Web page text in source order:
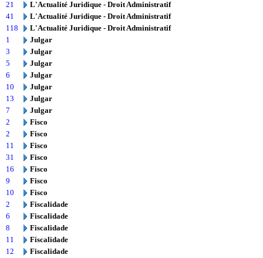
21
L'Actualité Juridique - Droit Administratif
41
L'Actualité Juridique - Droit Administratif
118
L'Actualité Juridique - Droit Administratif
1
Julgar
3
Julgar
5
Julgar
6
Julgar
10
Julgar
13
Julgar
7
Julgar
2
Fisco
2
Fisco
11
Fisco
31
Fisco
16
Fisco
9
Fisco
10
Fisco
2
Fiscalidade
6
Fiscalidade
8
Fiscalidade
11
Fiscalidade
12
Fiscalidade